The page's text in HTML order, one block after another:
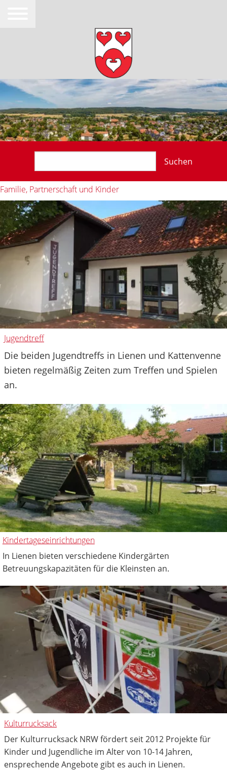
Suchen
Familie, Partnerschaft und Kinder
Jugendtreff
Die beiden Jugendtreffs in Lienen und Kattenvenne
bieten regelmäßig Zeiten zum Treffen und Spielen
an.
Kindertageseinrichtungen
In Lienen bieten verschiedene Kindergärten
Betreuungskapazitäten für die Kleinsten an.
Kulturrucksack
Der Kulturrucksack NRW fördert seit 2012 Projekte für
Kinder und Jugendliche im Alter von 10-14 Jahren,
ensprechende Angebote gibt es auch in Lienen.